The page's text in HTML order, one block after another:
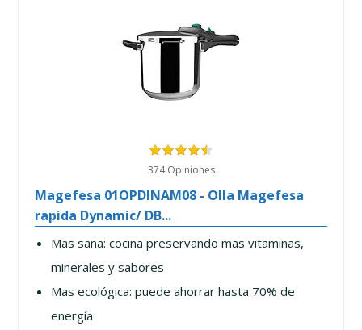
374 Opiniones
Magefesa 01OPDINAM08 - Olla Magefesa
rapida Dynamic/ DB...
Mas sana: cocina preservando mas vitaminas,
minerales y sabores
Mas ecológica: puede ahorrar hasta 70% de
energía